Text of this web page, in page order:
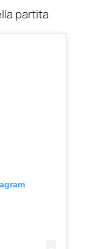
partita